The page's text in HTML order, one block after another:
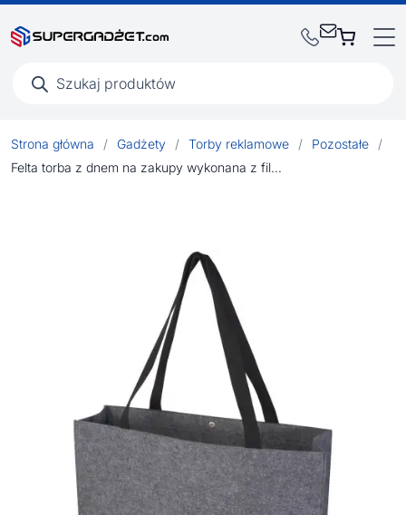
produktów
Strona główna / Gadżety / Torby reklamowe / Pozostałe
/
Felta torba z dnem na zakupy wykonana z filcu z recyklingu posiadającego certyfikat GRS o pojemności 20 l